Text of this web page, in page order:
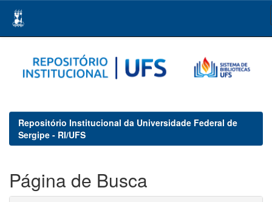
navigation
Repositório Institucional da Universidade Federal de
Sergipe - RI/UFS
Página de Busca